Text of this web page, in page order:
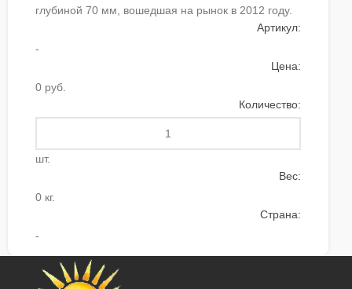
глубиной 70 мм, вошедшая на рынок в 2012 году.
Артикул:
-
Цена:
0 руб.
Количество:
шт.
Вес:
0 кг.
Страна:
-